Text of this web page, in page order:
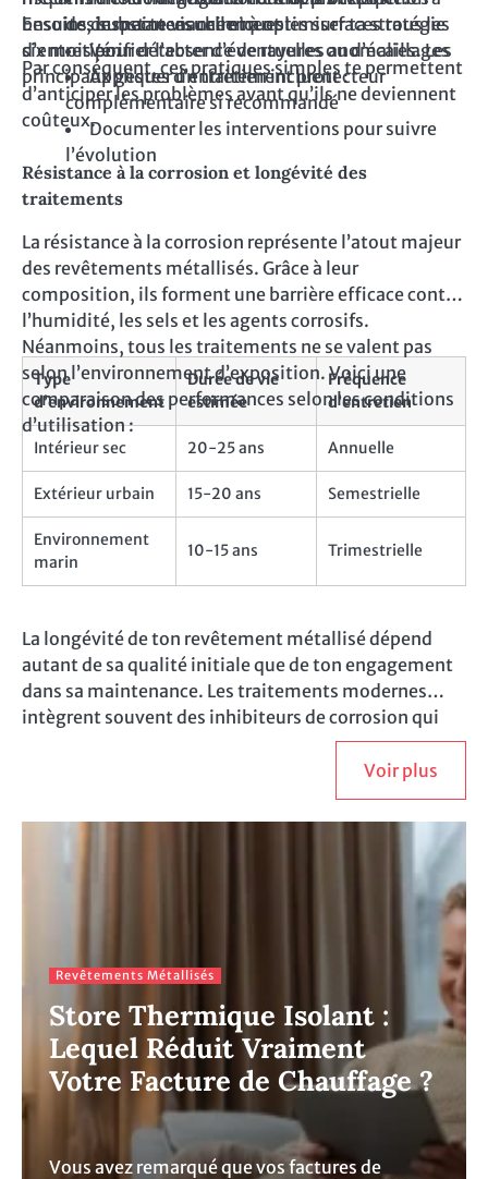
besoins de maintenance et à optimiser ta stratégie
d’entretien.
Ensuite, inspecte visuellement les surfaces tous les
six mois pour détecter d’éventuelles anomalies. Les
principaux gestes d’entretien incluent :
des substances chimiques
Vérifier l’absence de rayures ou d’écaillages
Appliquer un traitement protecteur
complémentaire si recommandé
Documenter les interventions pour suivre
l’évolution
Par conséquent, ces pratiques simples te permettent
d’anticiper les problèmes avant qu’ils ne deviennent
coûteux.
Résistance à la corrosion et longévité des
traitements
La résistance à la corrosion représente l’atout majeur
des revêtements métallisés. Grâce à leur
composition, ils forment une barrière efficace contre
l’humidité, les sels et les agents corrosifs.
Néanmoins, tous les traitements ne se valent pas
selon l’environnement d’exposition. Voici une
comparaison des performances selon les conditions
d’utilisation :
Type
d’environnement
Durée de vie
estimée
Fréquence
d’entretien
Intérieur sec 20-25 ans Annuelle
Extérieur urbain 15-20 ans Semestrielle
Environnement
marin
10-15 ans Trimestrielle
La longévité de ton revêtement métallisé dépend
autant de sa qualité initiale que de ton engagement
dans sa maintenance. Les traitements modernes
intègrent souvent des inhibiteurs de corrosion qui
renforcent leur résistance naturelle. Cependant,
même les meilleurs revêtements nécessitent une
vigilance régulière. Si tu remarques des signes de
dégradation localisée, interviens rapidement pour
éviter une propagation. Une retouche précoce coûte
bien moins cher qu’une réfection complète. Donc,
considère l’entretien comme un investissement qui
Voir plus
Revêtements Métallisés
Store Thermique Isolant :
Lequel Réduit Vraiment
Votre Facture de Chauffage ?
Vous avez remarqué que vos factures de